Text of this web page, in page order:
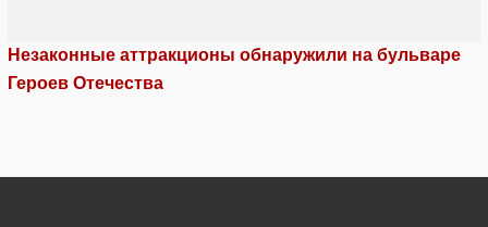
Незаконные аттракционы обнаружили на бульваре
Героев Отечества